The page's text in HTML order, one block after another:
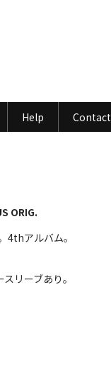
Help Contact
ORIG.
4thアルバム。
リーブあり。